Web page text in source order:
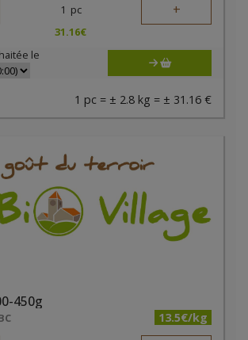
1 pc +
31.16€
le
1 pc = ± 2.8 kg = ± 31.16 €
450g
13.5€/kg